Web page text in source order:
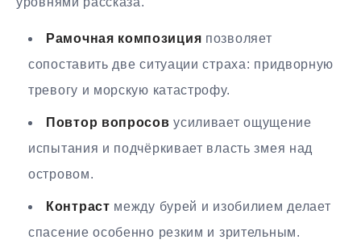
Рамочная композиция позволяет
сопоставить две ситуации страха: придворную
тревогу и морскую катастрофу.
Повтор вопросов усиливает ощущение
испытания и подчёркивает власть змея над
островом.
Контраст между бурей и изобилием делает
спасение особенно резким и зрительным.